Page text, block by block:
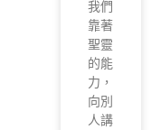
我們
靠著
聖靈
的能
力，
向別
人講